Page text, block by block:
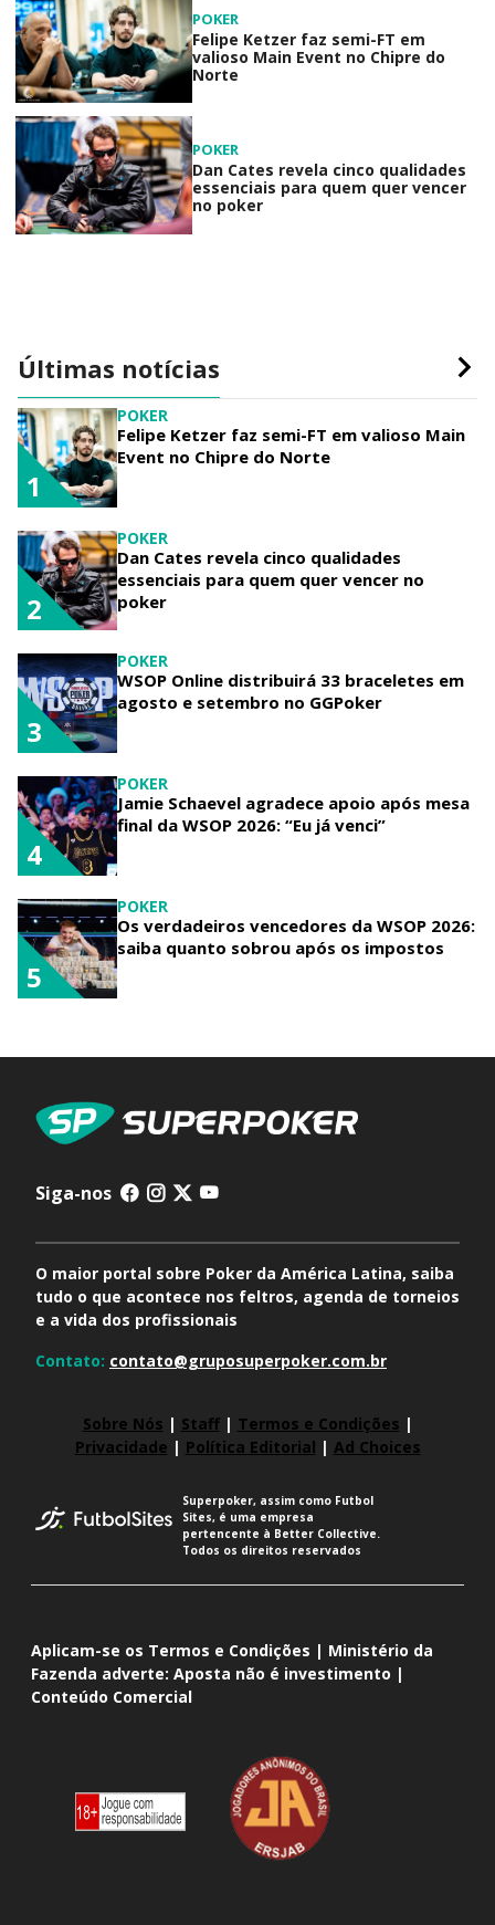
POKER
Felipe Ketzer faz semi-FT em
valioso Main Event no Chipre do
Norte
POKER
Dan Cates revela cinco qualidades
essenciais para quem quer vencer
no poker
Últimas notícias
POKER
Felipe Ketzer faz semi-FT em valioso Main
Event no Chipre do Norte
1
POKER
Dan Cates revela cinco qualidades
essenciais para quem quer vencer no
poker
2
POKER
WSOP Online distribuirá 33 braceletes em
agosto e setembro no GGPoker
3
POKER
Jamie Schaevel agradece apoio após mesa
final da WSOP 2026: “Eu já venci”
4
POKER
Os verdadeiros vencedores da WSOP 2026:
saiba quanto sobrou após os impostos
5
Siga-nos
O maior portal sobre Poker da América Latina, saiba
tudo o que acontece nos feltros, agenda de torneios
e a vida dos profissionais
Contato: contato@gruposuperpoker.com.br
Sobre Nós | Staff| Termos e Condições |
Privacidade | Política Editorial | Ad Choices
Superpoker, assim como Futbol
Sites, é uma empresa
pertencente à Better Collective.
Todos os direitos reservados
Aplicam-se os Termos e Condições | Ministério da
Fazenda adverte: Aposta não é investimento |
Conteúdo Comercial